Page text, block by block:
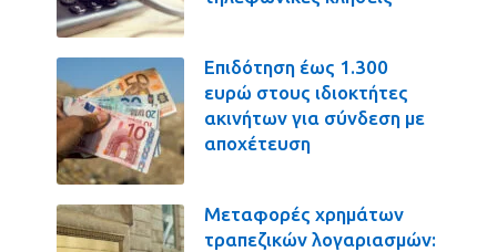
Επιδότηση έως 1.300
ευρώ στους ιδιοκτήτες
ακινήτων για σύνδεση με
αποχέτευση
Μεταφορές χρημάτων
τραπεζικών λογαριασμών: